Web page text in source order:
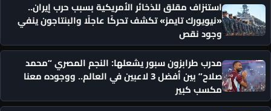
استنزاف مقلق للذخائر الأمريكية بسبب حرب إيران..
«نيويورك تايمز» تكشف تحركًا عاجلًا والبنتاجون ينفي
وجود نقص
مدرب طرابزون سبور يشعلها: النجم المصري “محمد
صلاح” بين أفضل 3 لاعبين في العالم.. ووجوده معنا
مكسب كبير